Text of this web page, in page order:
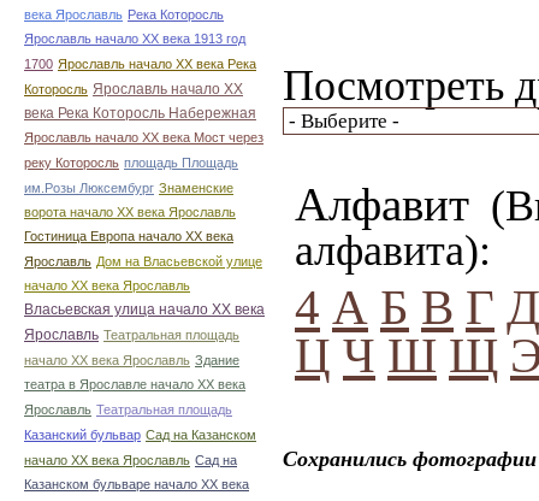
века Ярославль Река Которосль
Ярославль начало ХХ века 1913 год
1700 Ярославль начало ХХ века Река
Которосль Ярославль начало ХХ
века Река Которосль Набережная
Ярославль начало ХХ века Мост через
реку Которосль площадь Площадь
им.Розы Люксембург Знаменские
ворота начало ХХ века Ярославль
Гостиница Европа начало ХХ века
Ярославль Дом на Власьевской улице
начало ХХ века Ярославль
Власьевская улица начало ХХ века
Ярославль Театральная площадь
начало ХХ века Ярославль Здание
театра в Ярославле начало ХХ века
Ярославль Театральная площадь
Казанский бульвар Сад на Казанском
начало ХХ века Ярославль Сад на
Казанском бульваре начало ХХ века
Посмотреть
Алфавит
алфавита):
4 А Б В Г Д
Ц Ч Ш Щ
Сохранились